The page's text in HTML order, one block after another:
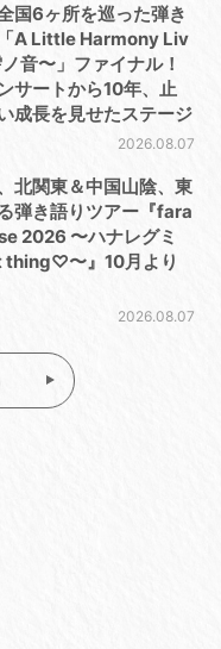
国6ヶ所を巡った弾き
A Little Harmony Liv
音〜」ファイナル！
サートから10年、止
成長を見せたステージ
2026.08.07
北関東＆中国山陰、東
弾き語りツアー『fara
2026 〜ハナレグミ
〜』10月より
2026.08.07